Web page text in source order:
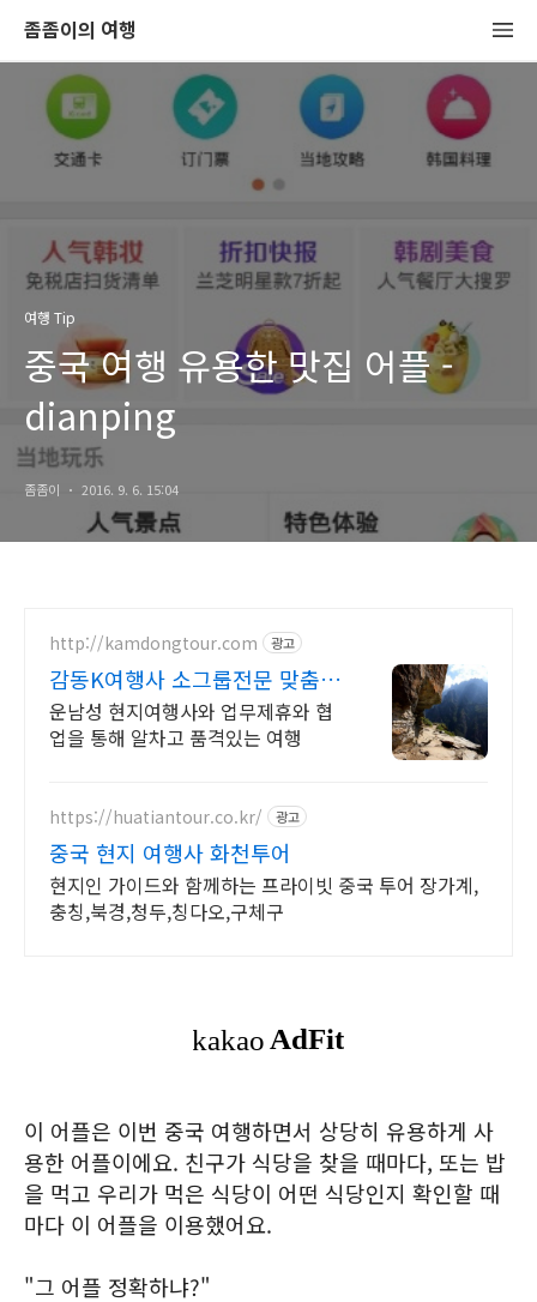
좀좀이의 여행
여행 Tip
중국 여행 유용한 맛집 어플 -
dianping
좀좀이 2016. 9. 6. 15:04
http://kamdongtour.com 광고
감동K여행사 소그룹전문 맞춤여
행 및 패키지여행
운남성 현지여행사와 업무제휴와 협
업을 통해 알차고 품격있는 여행
https://huatiantour.co.kr/ 광고
중국 현지 여행사 화천투어
현지인 가이드와 함께하는 프라이빗 중국 투어 장가계,
충칭,북경,청두,칭다오,구체구
이 어플은 이번 중국 여행하면서 상당히 유용하게 사
용한 어플이에요. 친구가 식당을 찾을 때마다, 또는 밥
을 먹고 우리가 먹은 식당이 어떤 식당인지 확인할 때
마다 이 어플을 이용했어요.
"그 어플 정확하냐?"